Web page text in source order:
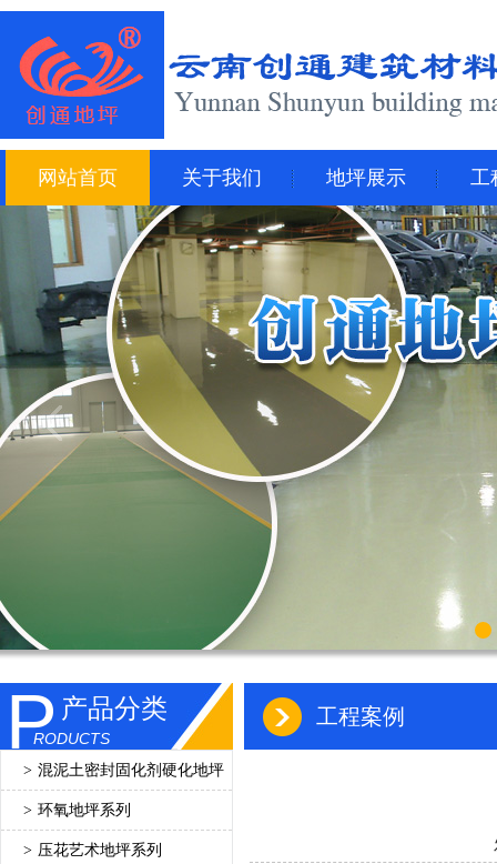
网站首页 关于我们 地坪展示 工
P产品分类
RODUCTS
> 混泥土密封固化剂硬化地坪
> 环氧地坪系列
> 压花艺术地坪系列
工程案例